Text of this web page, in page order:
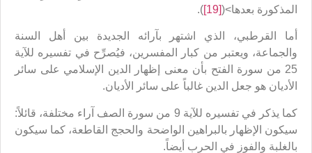
المذكورة بعدها>([19]
).
أما القرطبي، الذي اشتهر بآرائه الجديدة بين أهل السنة
والجماعة، ويعتبر من كبار المفسرين، فيُصرِّح في تفسيره للآية
25 من سورة الفتح بأن معنى إظهار الدين الإسلامي على سائر
الأديان هو جعل الدين غالباً على سائر الأديان.
كما يذكر في تفسيره للآية 9 من سورة الصف آراء مختلفة، قائلاً:
سيكون الإظهار بالبراهين الواضحة والحجج القاطعة، كما سيكون
بالغلبة والفوز في الحرب أيضاً.